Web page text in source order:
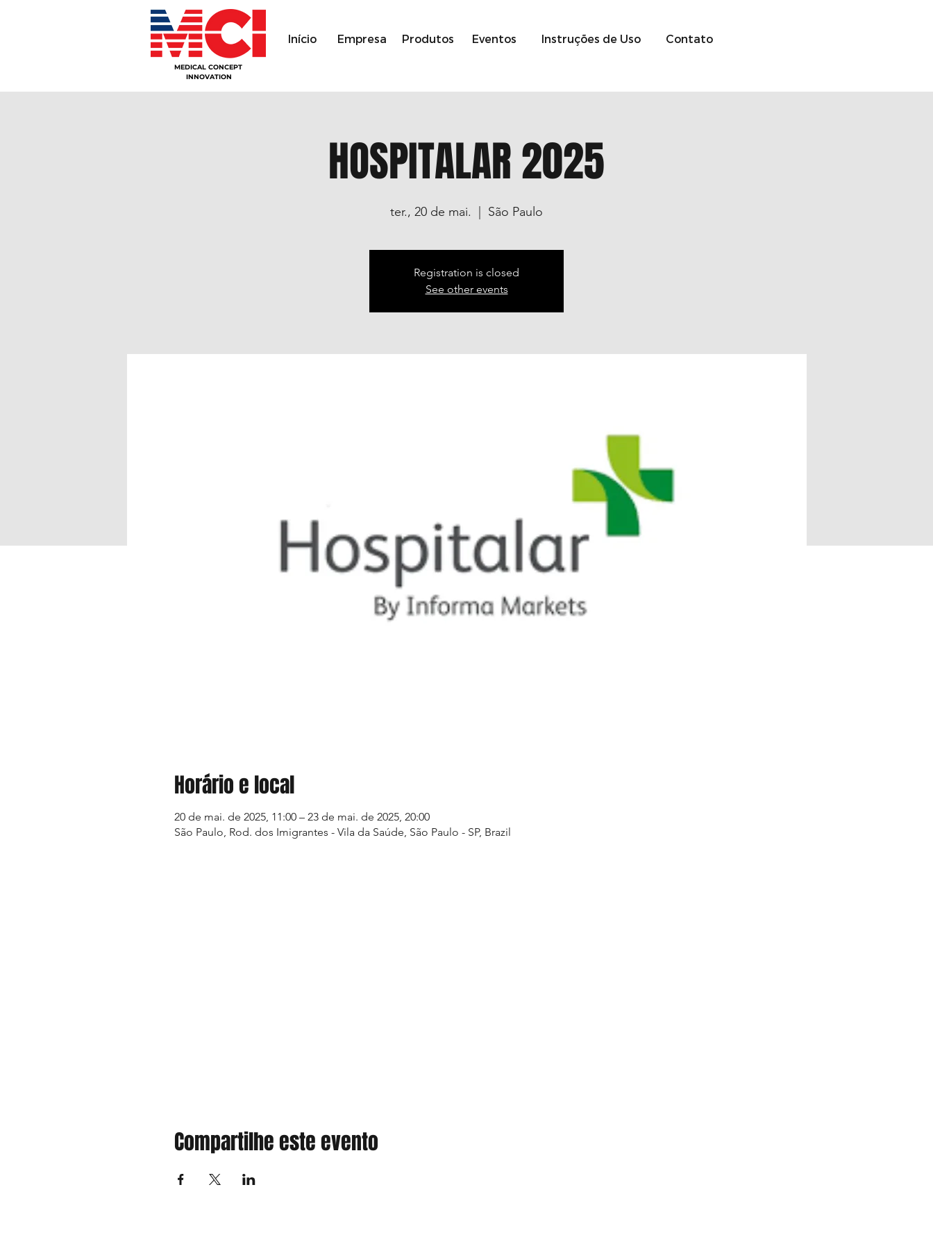
MEDICAL CONCEPT
INNOVATION
Início Empresa Produtos Eventos Instruções de Uso Contato
HOSPITALAR 2025
ter., 20 de mai. São Paulo
Registration is closed
See other events
Horário e local
20 de mai. de 2025, 11:00 – 23 de mai. de 2025, 20:00
São Paulo, Rod. dos Imigrantes - Vila da Saúde, São Paulo - SP, Brazil
Compartilhe este evento